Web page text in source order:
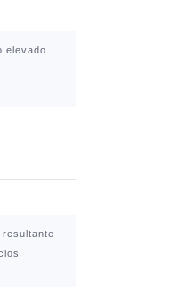
elevado
resultante